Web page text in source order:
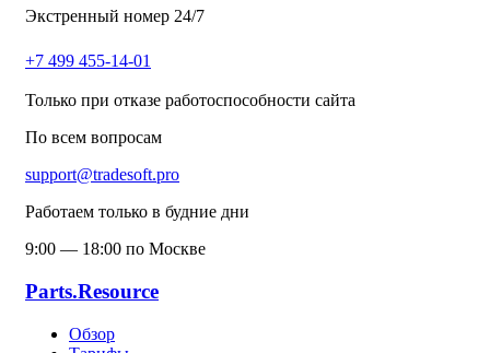
Экстренный номер 24/7
+7 499 455-14-01
Только при отказе работоспособности сайта
По всем вопросам
support@tradesoft.pro
Работаем только в будние дни
9:00 — 18:00 по Москве
Parts.Resource
Обзор